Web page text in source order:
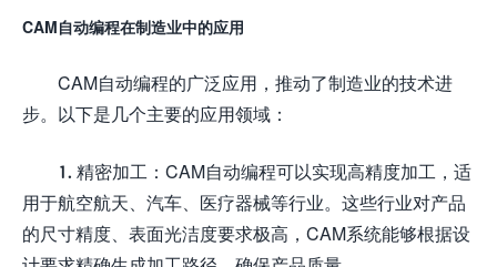
CAM自动编程在制造业中的应用
CAM自动编程的广泛应用，推动了制造业的技术进
步。以下是几个主要的应用领域：
1. 精密加工：CAM自动编程可以实现高精度加工，适
用于航空航天、汽车、医疗器械等行业。这些行业对产品
的尺寸精度、表面光洁度要求极高，CAM系统能够根据设